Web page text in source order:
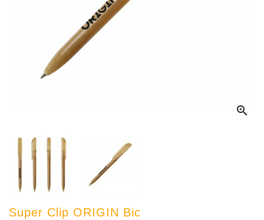

Super Clip ORIGIN Bic